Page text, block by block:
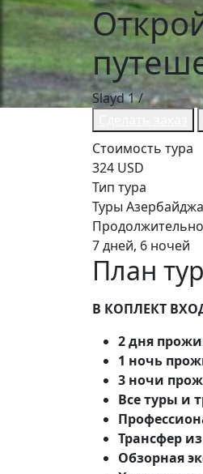
Slayd1/
Стоимость тура
324 USD
Тип тура
Туры
7 дней, 6 ночей
План
В КОПЛЕКТ
2 дня
1 ночь
3 ночи
Все туры и
Трансфер
Обзорная